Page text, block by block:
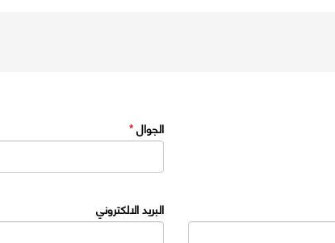
الجوال *
البريد الالكتروني